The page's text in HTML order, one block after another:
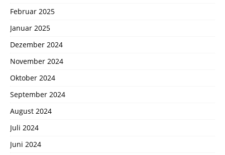
Februar 2025
Januar 2025
Dezember 2024
November 2024
Oktober 2024
September 2024
August 2024
Juli 2024
Juni 2024